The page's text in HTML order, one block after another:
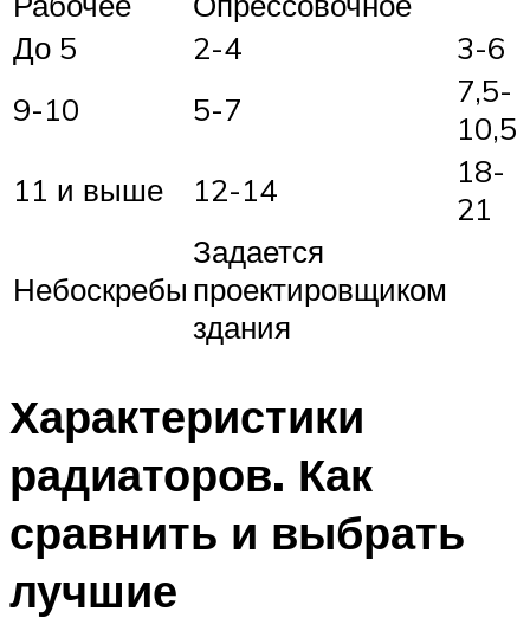
До 5
2-4
3-6
9-10
5-7
7,5-
10,5
11 и выше
12-14
18-
21
Небоскребы
Задается
проектировщиком
здания
Характеристики
радиаторов. Как
сравнить и выбрать
лучшие